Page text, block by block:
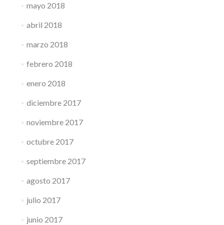
mayo 2018
abril 2018
marzo 2018
febrero 2018
enero 2018
diciembre 2017
noviembre 2017
octubre 2017
septiembre 2017
agosto 2017
julio 2017
junio 2017